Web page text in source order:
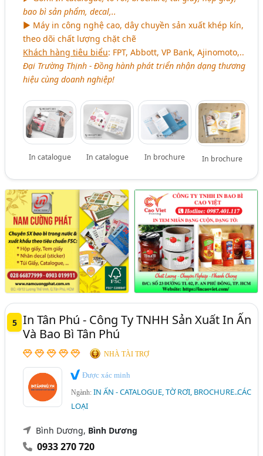
bao bì sản phẩm, decal,..
► Máy in công nghệ cao, dây chuyền sản xuất khép kín,
theo dõi chất lượng chặt chẽ
Khách hàng tiêu biểu: FPT, Abbott, VP Bank, Ajinomoto,..
Đại Trường Thịnh - Đồng hành phát triển nhận dạng thương
hiệu cùng doanh nghiệp!
In catalogue In catalogue In brochure In brochure
5 In Tân Phú - Công Ty TNHH Sản Xuất In Ấn
Và Bao Bì Tân Phú
NHÀ TÀI TRỢ
Được xác minh
Ngành:IN ẤN - CATALOGUE, TỜ RƠI, BROCHURE..CÁC
LOẠI
Bình Dương, Bình Dương
0933 270 720